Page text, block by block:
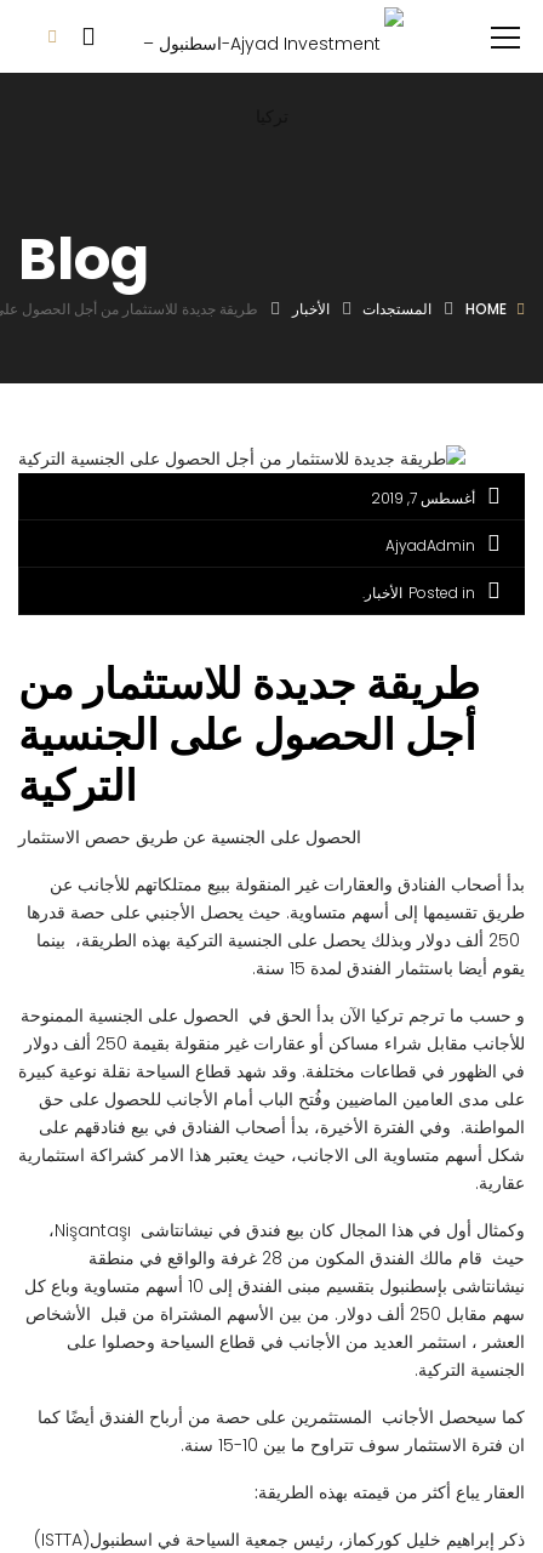
Blog
HOME المستجدات الأخبار طريقة جديدة للاستثمار من أجل الحصول
أغسطس 7, 2019
AjyadAdmin
Posted in الأخبار
طريقة جديدة للاستثمار من
أجل الحصول على الجنسية
التركية
الحصول على الجنسية عن طريق حصص الاستثمار
بدأ أصحاب الفنادق والعقارات غير المنقولة ببيع ممتلكاتهم للأجانب عن
طريق تقسيمها إلى أسهم متساوية. حيث يحصل الأجنبي على حصة قدرها
250 ألف دولار وبذلك يحصل على الجنسية التركية بهذه الطريقة، بينما
يقوم أيضا باستثمار الفندق لمدة 15 سنة.
و حسب ما ترجم تركيا الآن بدأ الحق في الحصول على الجنسية الممنوحة
للأجانب مقابل شراء مساكن أو عقارات غير منقولة بقيمة 250 ألف دولار
في الظهور في قطاعات مختلفة. وقد شهد قطاع السياحة نقلة نوعية كبيرة
على مدى العامين الماضيين وفُتح الباب أمام الأجانب للحصول على حق
المواطنة. وفي الفترة الأخيرة، بدأ أصحاب الفنادق في بيع فنادقهم على
شكل أسهم متساوية الى الاجانب، حيث يعتبر هذا الامر كشراكة استثمارية
عقارية.
وكمثال أول في هذا المجال كان بيع فندق في نيشانتاشى Nişantaşı،
حيث قام مالك الفندق المكون من 28 غرفة والواقع في منطقة
نيشانتاشى بإسطنبول بتقسيم مبنى الفندق إلى 10 أسهم متساوية وباع كل
سهم مقابل 250 ألف دولار. من بين الأسهم المشتراة من قبل الأشخاص
العشر ، استثمر العديد من الأجانب في قطاع السياحة وحصلوا على
الجنسية التركية.
كما سيحصل الأجانب المستثمرين على حصة من أرباح الفندق أيضًا كما
ان فترة الاستثمار سوف تتراوح ما بين 10-15 سنة.
العقار يباع أكثر من قيمته بهذه الطريقة:
ذكر إبراهيم خليل كوركماز، رئيس جمعية السياحة في اسطنبول(ISTTA)